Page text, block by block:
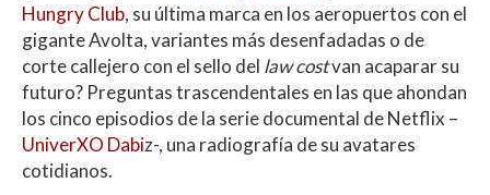
Hungry Club, su última marca en los aeropuertos con el
gigante Avolta, variantes más desenfadadas o de
corte callejero con el sello del law costvan acaparar su
futuro? Preguntas trascendentales en las que ahondan
los cinco episodios de la serie documental de Netflix –
UniverXO Dabiz-, una radiografía de su avatares
cotidianos.